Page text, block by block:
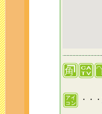
・・・